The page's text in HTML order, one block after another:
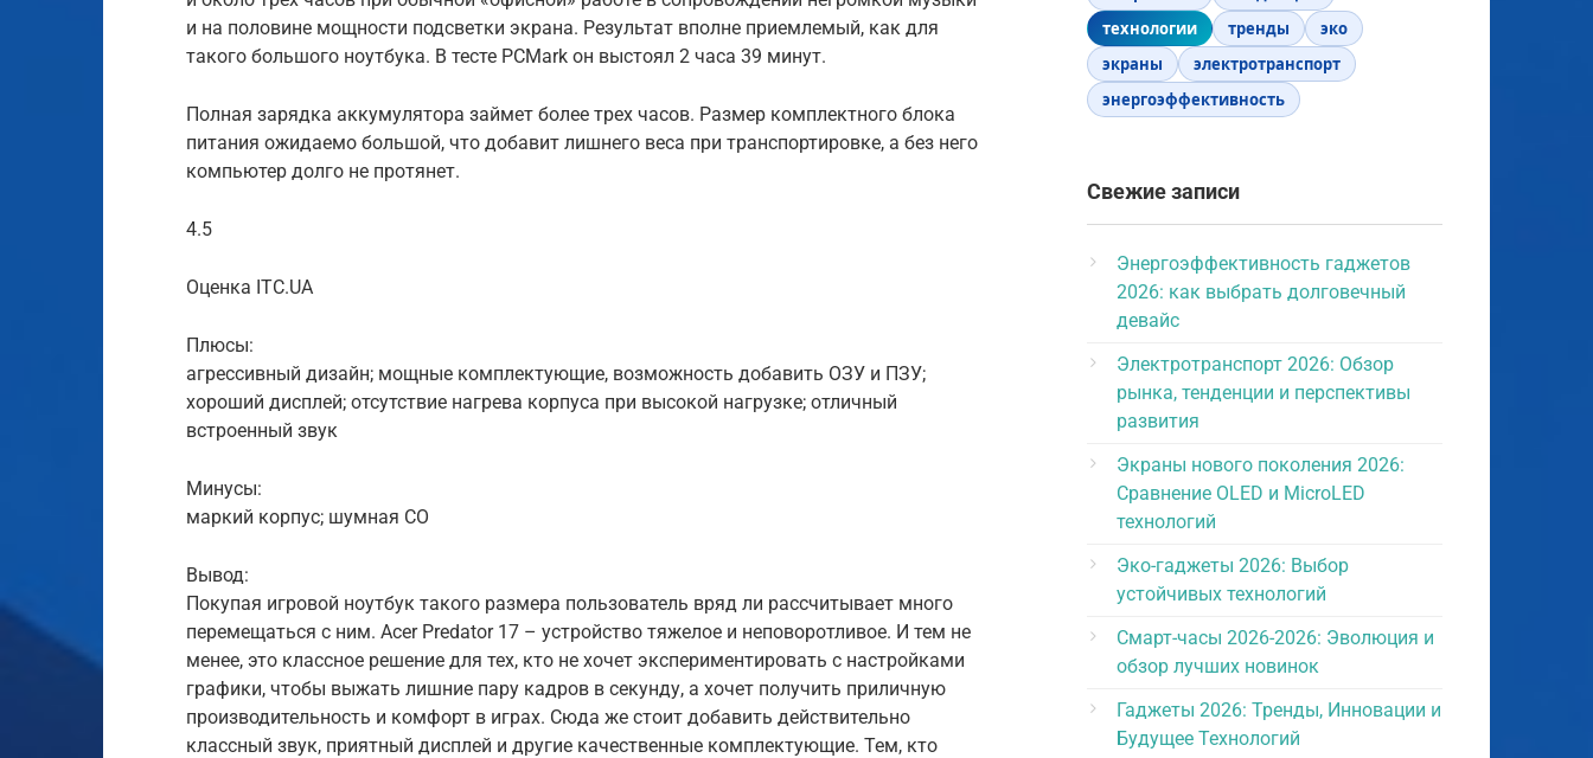
и на половине мощности подсветки экрана. Результат вполне приемлемый, как для
такого большого ноутбука. В тесте PCMark он выстоял 2 часа 39 минут.
Полная зарядка аккумулятора займет более трех часов. Размер комплектного блока
питания ожидаемо большой, что добавит лишнего веса при транспортировке, а без него
компьютер долго не протянет.
4.5
Оценка ITC.UA
Плюсы:
агрессивный дизайн; мощные комплектующие, возможность добавить ОЗУ и ПЗУ;
хороший дисплей; отсутствие нагрева корпуса при высокой нагрузке; отличный
встроенный звук
Минусы:
маркий корпус; шумная СО
Вывод:
Покупая игровой ноутбук такого размера пользователь вряд ли рассчитывает много
перемещаться с ним. Acer Predator 17 – устройство тяжелое и неповоротливое. И тем не
менее, это классное решение для тех, кто не хочет экспериментировать с настройками
графики, чтобы выжать лишние пару кадров в секунду, а хочет получить приличную
производительность и комфорт в играх. Сюда же стоит добавить действительно
классный звук, приятный дисплей и другие качественные комплектующие. Тем, кто
технологии
тренды
эко
экраны
электротранспорт
энергоэффективность
Свежие записи
Энергоэффективность гаджетов
2026: как выбрать долговечный
девайс
Электротранспорт 2026: Обзор
рынка, тенденции и перспективы
развития
Экраны нового поколения 2026:
Сравнение OLED и MicroLED
технологий
Эко-гаджеты 2026: Выбор
устойчивых технологий
Смарт-часы 2026-2026: Эволюция и
обзор лучших новинок
Гаджеты 2026: Тренды, Инновации и
Будущее Технологий